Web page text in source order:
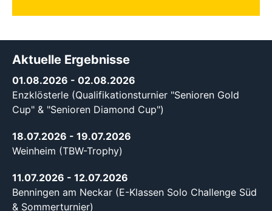
Aktuelle Ergebnisse
01.08.2026 - 02.08.2026
Enzklösterle (Qualifikationsturnier "Senioren Gold
Cup" & "Senioren Diamond Cup")
18.07.2026 - 19.07.2026
Weinheim (TBW-Trophy)
11.07.2026 - 12.07.2026
Benningen am Neckar (E-Klassen Solo Challenge Süd
& Sommerturnier)